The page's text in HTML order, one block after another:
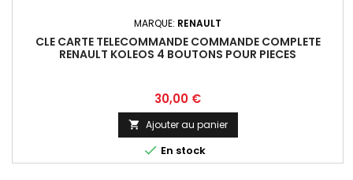
MARQUE: RENAULT
CLE CARTE TELECOMMANDE COMMANDE COMPLETE
RENAULT KOLEOS 4 BOUTONS POUR PIECES
Prix
30,00 €
 Ajouter au panier
 En stock